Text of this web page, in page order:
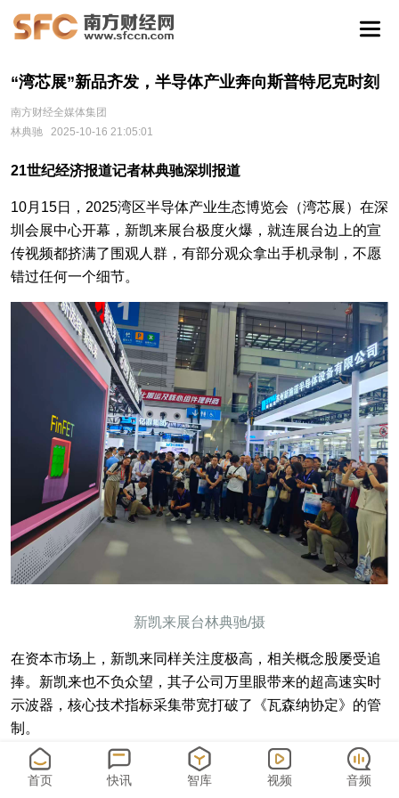
“湾芯展”新品齐发，半导体产业奔向斯普特尼克时刻
南方财经全媒体集团
林典驰
2025-10-16 21:05:01
21世纪经济报道记者林典驰深圳报道
10月15日，2025湾区半导体产业生态博览会（湾芯展）在深
圳会展中心开幕，新凯来展台极度火爆，就连展台边上的宣
传视频都挤满了围观人群，有部分观众拿出手机录制，不愿
错过任何一个细节。
新凯来展台林典驰/摄
在资本市场上，新凯来同样关注度极高，相关概念股屡受追
捧。新凯来也不负众望，其子公司万里眼带来的超高速实时
示波器，核心技术指标采集带宽打破了《瓦森纳协定》的管
制。
其背后是整个产业链深度崛起，从以往的“被动替代”到“自主
创新”，行业发展显著加速。
首页 快讯 智库 视频 音频